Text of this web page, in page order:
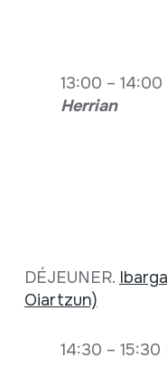
13:00 – 14:00
Herrian
DÉJEUNER.
Oiartzun)
14:30 – 15:30